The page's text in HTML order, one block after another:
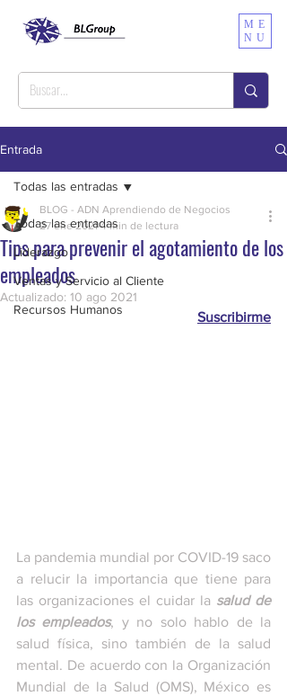
ME
NU
Entrada
Todas las entradas
Liderazgo
Ventas y Servicio al Cliente
Recursos Humanos
Todas las entradas
Tips para prevenir el agotamiento de los
empleados
BLOG - ADN Aprendiendo de Negocios
27 ene 2021 4 min de lectura
Actualizado: 10 ago 2021
Suscribirme
La pandemia mundial por COVID-19 saco
a relucir la importancia que tiene para
las organizaciones el cuidar la salud de
los empleados, y no solo hablo de la
salud física, sino también de la salud
mental. De acuerdo con la Organización
Mundial de la Salud (OMS), México es